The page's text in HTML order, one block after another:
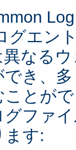
グエン
なる
き、
とが
グファ
ます: